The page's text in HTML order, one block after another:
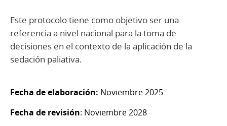
Este protocolo tiene como objetivo ser una
referencia a nivel nacional para la toma de
decisiones en el contexto de la aplicación de la
sedación paliativa.
Fecha de elaboración: Noviembre 2025
Fecha de revisión: Noviembre 2028